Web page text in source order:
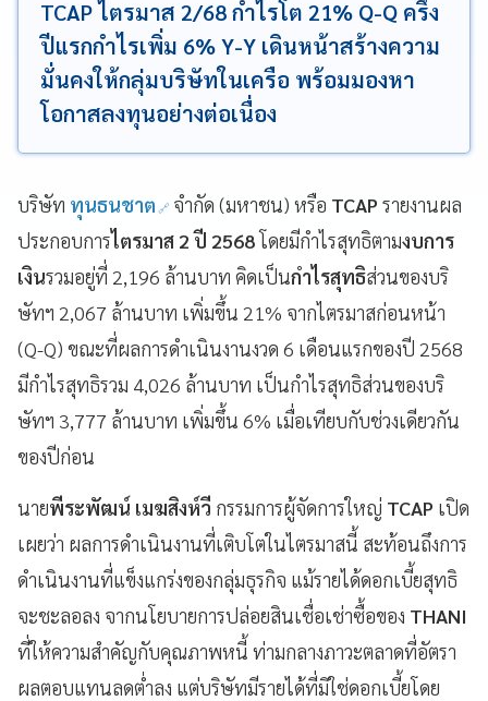
TCAP ไตรมาส 2/68 กำไรโต 21% Q-Q ครึ่ง
ปีแรกกำไรเพิ่ม 6% Y-Y เดินหน้าสร้างความ
มั่นคงให้กลุ่มบริษัทในเครือ พร้อมมองหา
โอกาสลงทุนอย่างต่อเนื่อง
บริษัท ทุนธนชาต จำกัด (มหาชน) หรือ TCAP รายงานผล
ประกอบการไตรมาส 2 ปี 2568โดยมีกำไรสุทธิตามงบการ
เงินรวมอยู่ที่ 2,196 ล้านบาท คิดเป็นกำไรสุทธิส่วนของบริ
ษัทฯ 2,067 ล้านบาท เพิ่มขึ้น 21% จากไตรมาสก่อนหน้า
(Q-Q) ขณะที่ผลการดำเนินงานงวด 6 เดือนแรกของปี 2568
มีกำไรสุทธิรวม 4,026 ล้านบาท เป็นกำไรสุทธิส่วนของบริ
ษัทฯ 3,777 ล้านบาท เพิ่มขึ้น 6% เมื่อเทียบกับช่วงเดียวกัน
ของปีก่อน
นายพีระพัฒน์ เมฆสิงห์วี กรรมการผู้จัดการใหญ่ TCAP เปิด
เผยว่า ผลการดำเนินงานที่เติบโตในไตรมาสนี้ สะท้อนถึงการ
ดำเนินงานที่แข็งแกร่งของกลุ่มธุรกิจ แม้รายได้ดอกเบี้ยสุทธิ
จะชะลอลง จากนโยบายการปล่อยสินเชื่อเช่าซื้อของ THANI
ที่ให้ความสำคัญกับคุณภาพหนี้ ท่ามกลางภาวะตลาดที่อัตรา
ผลตอบแทนลดต่ำลง แต่บริษัทมีรายได้ที่มิใช่ดอกเบี้ยโดย